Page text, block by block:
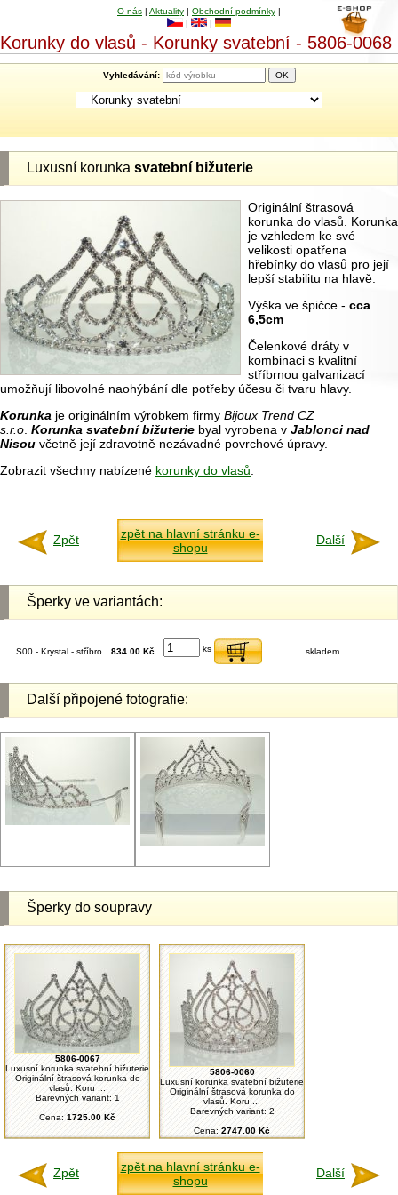
O nás | Aktuality | Obchodní podmínky |
|
|
Korunky do vlasů - Korunky svatební - 5806-0068
Vyhledávání:
Luxusní korunka svatební bižuterie
Originální štrasová
korunka do vlasů. Korunka
je vzhledem ke své
velikosti opatřena
hřebínky do vlasů pro její
lepší stabilitu na hlavě.
Výška ve špičce - cca
6,5cm
Čelenkové dráty v
kombinaci s kvalitní
stříbrnou galvanizací
umožňují libovolné naohýbání dle potřeby účesu či tvaru hlavy.
Korunka je originálním výrobkem firmy Bijoux Trend CZ
s.r.o Korunka svatební bižuterie byal vyrobena v Jablonci nad
Nisou včetně její zdravotně nezávadné povrchové úpravy.
Zobrazit všechny nabízené korunky do vlasů
Zpět
zpět na hlavní stránku e-
shopu
Další
Šperky ve variantách:
S00 - Krystal - stříbro 834.00 Kč ks skladem
Další připojené fotografie:
Šperky do soupravy
5806-0067
Luxusní korunka svatební bižuterie
Originální štrasová korunka do
vlasů. Koru ...
Barevných variant: 1
Cena: 1725.00 Kč
5806-0060
Luxusní korunka svatební bižuterie
Originální štrasová korunka do
vlasů. Koru ...
Barevných variant: 2
Cena: 2747.00 Kč
Zpět
zpět na hlavní stránku e-
shopu
Další